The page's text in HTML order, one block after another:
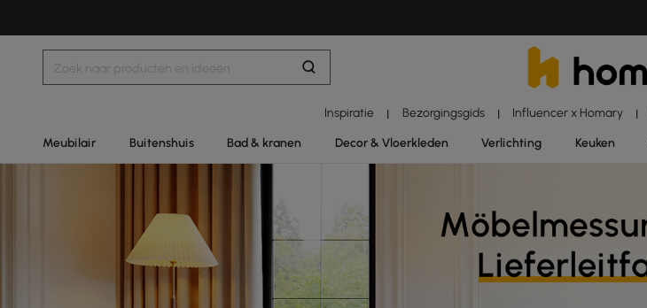
Inspiratie | Bezorgingsgids | Influencer x Homary |
Meubilair Buitenshuis Bad & kranen Decor & Vloerkleden Verlichting Keuken